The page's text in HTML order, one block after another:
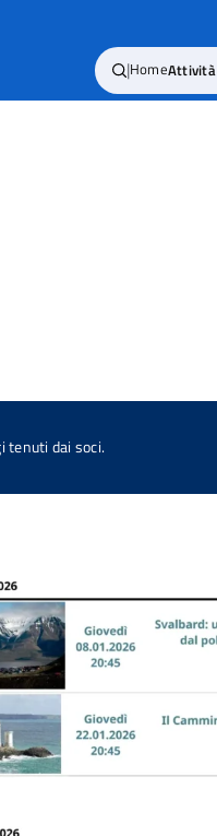
|HomeAttività
tenuti dai soci.